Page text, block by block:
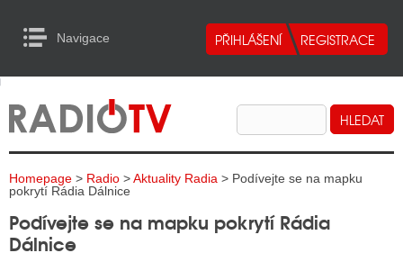
Navigace
RADIA
TELEVIZE
INTERNET
TISK
to Content
Homepage > Radio >Aktuality Radia > Podívejte se na mapku
pokrytí Rádia Dálnice
Podívejte se na mapku pokrytí Rádia
Dálnice